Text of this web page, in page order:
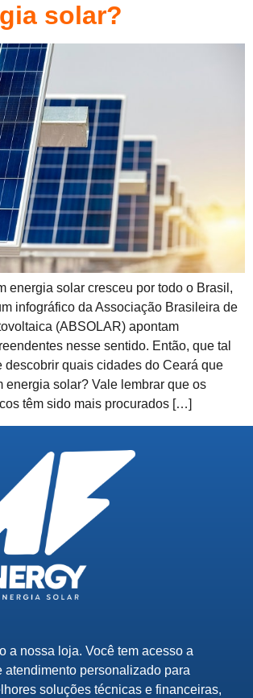
solar?
energia solar cresceu por todo o Brasil,
infográfico da Associação Brasileira de
(ABSOLAR) apontam
nesse sentido. Então, que tal
descobrir quais cidades do Ceará que
energia solar? Vale lembrar que os
têm sido mais procurados […]
a nossa loja. Você tem acesso a
atendimento personalizado para
soluções técnicas e financeiras,